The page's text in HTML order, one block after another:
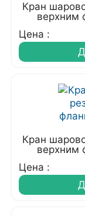
Кран
верхним
Цена :
Кран
верхним
Цена :